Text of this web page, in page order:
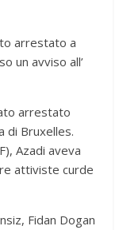
arrestato a
un avviso all’
arrestato
di Bruxelles.
Azadi aveva
attiviste curde
Fidan Dogan